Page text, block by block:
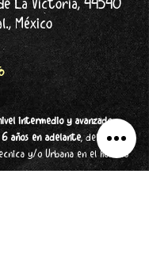
La Victoria, 44540
México
intermedio y avanzado.
6 años en adelante, deberan
y/o Urbana en el horario